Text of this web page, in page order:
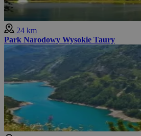
24 km
Park Narodowy Wysokie Taury